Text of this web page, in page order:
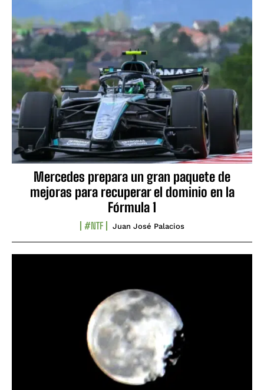
Mercedes prepara un gran paquete de
mejoras para recuperar el dominio en la
Fórmula 1
#NTF Juan José Palacios